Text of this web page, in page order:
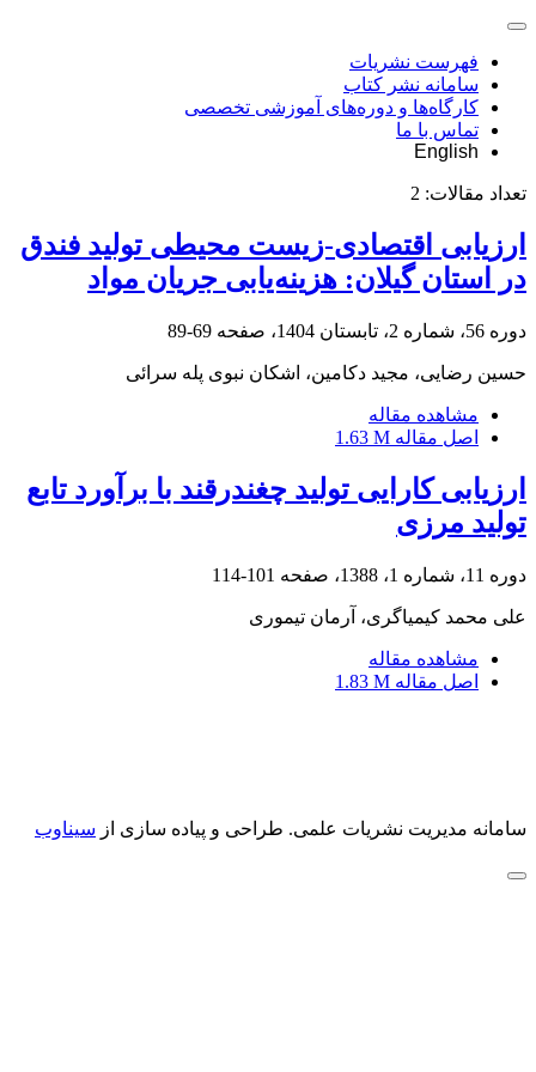
فهرست نشریات
سامانه نشر کتاب
کارگاه‌ها و دوره‌های آموزشی تخصصی
تماس با ما
English
تعداد مقالات: 2
ارزیابی اقتصادی-زیست محیطی تولید فندق
در استان گیلان: هزینه‌یابی جریان مواد
دوره 56، شماره 2، تابستان 1404، صفحه 69-89
حسین رضایی، مجید دکامین، اشکان نبوی پله سرائی
مشاهده مقاله
اصل مقاله 1.63 M
ارزیابی کارایی تولید چغندرقند با برآورد تابع
تولید مرزی
دوره 11، شماره 1، 1388، صفحه 101-114
علی محمد کیمیاگری، آرمان تیموری
مشاهده مقاله
اصل مقاله 1.83 M
سامانه مدیریت نشریات علمی. طراحی و پیاده سازی از سیناوب